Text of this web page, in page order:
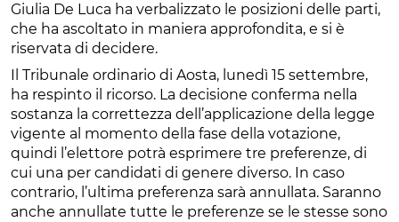
Giulia De Luca ha verbalizzato le posizioni delle parti,
che ha ascoltato in maniera approfondita, e si è
riservata di decidere.
Il Tribunale ordinario di Aosta, lunedì 15 settembre,
ha respinto il ricorso. La decisione conferma nella
sostanza la correttezza dell’applicazione della legge
vigente al momento della fase della votazione,
quindi l’elettore potrà esprimere tre preferenze, di
cui una per candidati di genere diverso. In caso
contrario, l’ultima preferenza sarà annullata. Saranno
anche annullate tutte le preferenze se le stesse sono